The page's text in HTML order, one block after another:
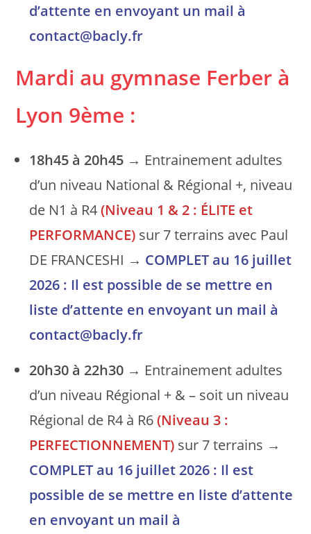
d’attente en envoyant un mail à
contact@bacly.fr
Mardi au gymnase Ferber à
Lyon 9ème :
18h45 à 20h45 → Entrainement adultes
d’un niveau National & Régional +, niveau
de N1 à R4(Niveau 1 & 2 : ÉLITE et
PERFORMANCE) sur 7 terrains avec Paul
DE FRANCESHI → COMPLET au 16 juillet
2026 : Il est possible de se mettre en
liste d’attente en envoyant un mail à
contact@bacly.fr
20h30 à 22h30 → Entrainement adultes
d’un niveau Régional + & – soit un niveau
Régional de R4 à R6(Niveau 3 :
PERFECTIONNEMENT) sur 7 terrains →
COMPLET au 16 juillet 2026 : Il est
possible de se mettre en liste d’attente
en envoyant un mail à